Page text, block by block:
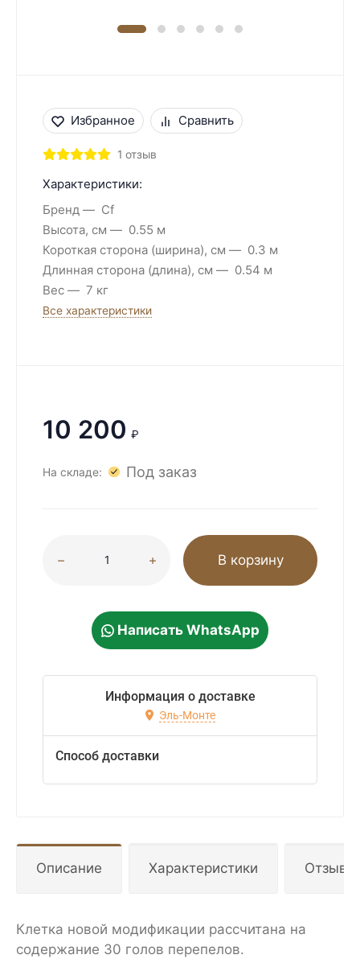
Избранное Сравнить
1 отзыв
Характеристики:
Бренд
Cf
Высота, см
0.55 м
Короткая сторона (ширина), см
0.3 м
Длинная сторона (длина), см
0.54 м
Вес
7 кг
Все характеристики
10 200 ₽
На складе: Под заказ
В корзину
Написать WhatsApp
Информация о доставке
Эль-Монте
Способ доставки
Описание Характеристики Отзывы
Клетка новой модификации рассчитана на
содержание 30 голов перепелов.